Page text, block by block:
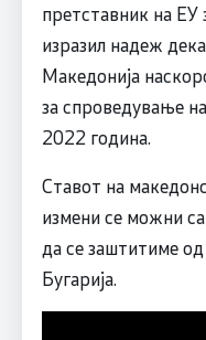
претставник на ЕУ
изразил надеж
Македонија
за спроведување
2022 година.
Ставот на
измени се можни
да се заштитиме
Бугарија.